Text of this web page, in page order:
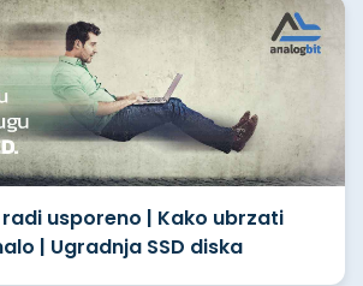
usporeno | Kako ubrzati
| Ugradnja SSD diska